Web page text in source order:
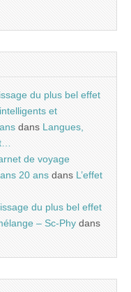
du plus bel effet
et
dans Langues,
de voyage
20 ans dans L’effet
du plus bel effet
– Sc-Phy dans